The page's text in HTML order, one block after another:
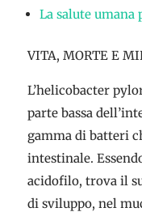
La salute umana
VITA, MORTE E
L’helicobacter
parte bassa
gamma di batteri
intestinale.
acidofilo, trova il
di sviluppo, nel